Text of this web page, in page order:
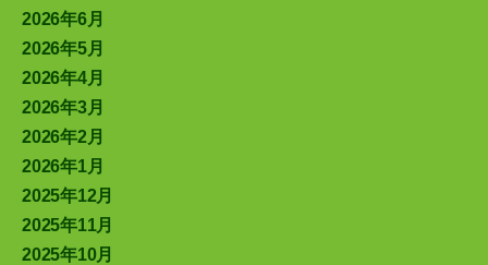
2026年6月
2026年5月
2026年4月
2026年3月
2026年2月
2026年1月
2025年12月
2025年11月
2025年10月